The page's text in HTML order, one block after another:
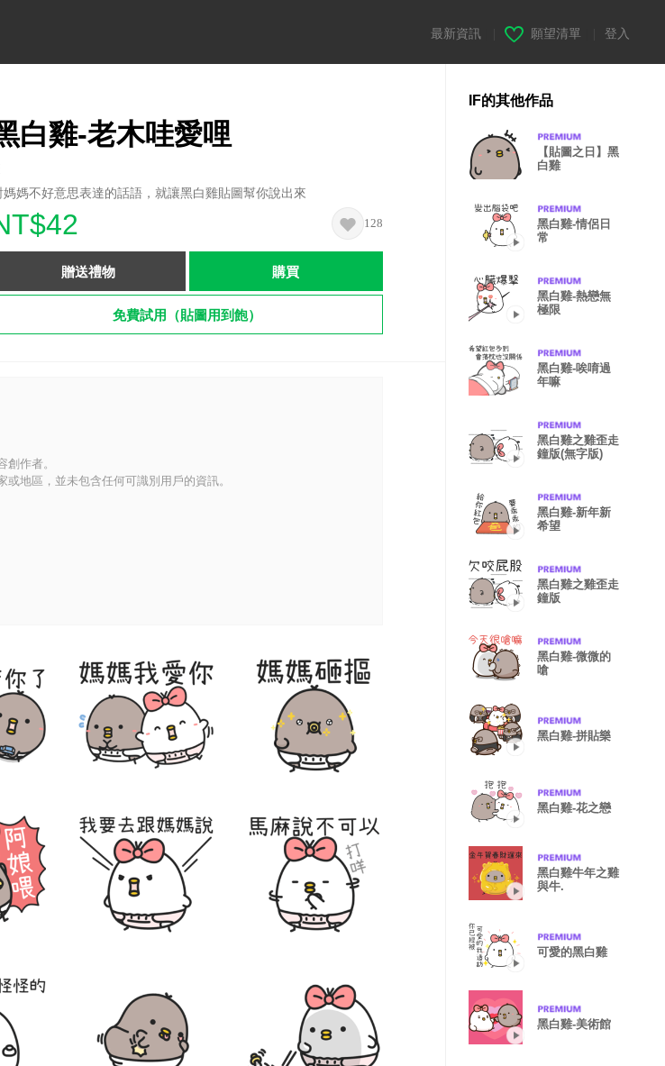
最新資訊 願望清單 登入
白雞-老木哇愛哩
媽媽不好意思表達的話語，就讓黑白雞貼圖幫你說出來
128
贈送禮物 購買
免費試用（貼圖用到飽）
作者。
地區，並未包含任何可識別用戶的資訊。
IF的其他作品
【貼圖之日】黑
白雞
黑白雞-情侶日
常
黑白雞-熱戀無
極限
黑白雞-唉唷過
年嘛
黑白雞之雞歪走
鐘版(無字版)
黑白雞-新年新
希望
黑白雞之雞歪走
鐘版
黑白雞-微微的
嗆
黑白雞-拼貼樂
黑白雞-花之戀
黑白雞牛年之雞
與牛.
可愛的黑白雞
黑白雞-美術館